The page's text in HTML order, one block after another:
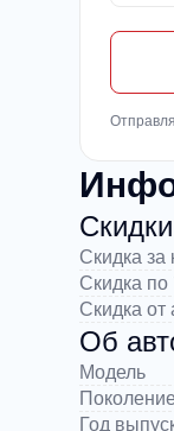
Скидки
Скидка за
Скидка
Скидка от
Об
Модель
Поколение
Год